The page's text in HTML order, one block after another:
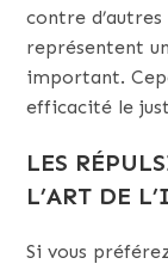
contre
représentent
important.
efficacité le
LES
L’ART DE
Si vous